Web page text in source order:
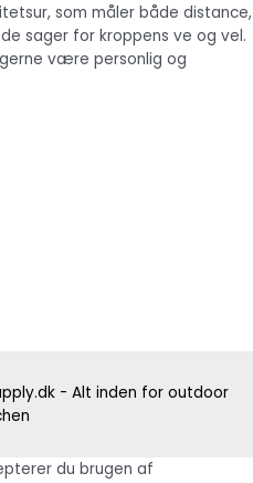
som måler både distance,
sager for kroppens ve og vel.
være personlig og
- Alt inden for outdoor
du brugen af